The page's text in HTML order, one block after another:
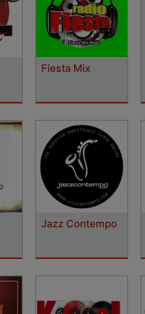
Fiesta Mix
Jazz Contempo